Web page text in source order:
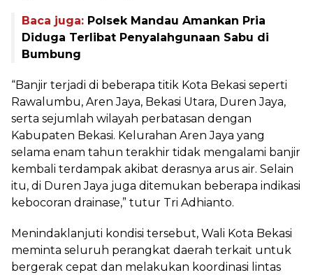
Baca juga: Polsek Mandau Amankan Pria
Diduga Terlibat Penyalahgunaan Sabu di
Bumbung
“Banjir terjadi di beberapa titik Kota Bekasi seperti
Rawalumbu, Aren Jaya, Bekasi Utara, Duren Jaya,
serta sejumlah wilayah perbatasan dengan
Kabupaten Bekasi. Kelurahan Aren Jaya yang
selama enam tahun terakhir tidak mengalami banjir
kembali terdampak akibat derasnya arus air. Selain
itu, di Duren Jaya juga ditemukan beberapa indikasi
kebocoran drainase,” tutur Tri Adhianto.
Menindaklanjuti kondisi tersebut, Wali Kota Bekasi
meminta seluruh perangkat daerah terkait untuk
bergerak cepat dan melakukan koordinasi lintas